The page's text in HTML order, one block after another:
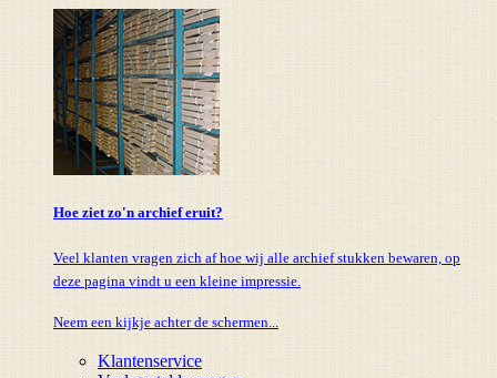
Hoe ziet zo'n archief eruit?
Veel klanten vragen zich af hoe wij alle archief stukken bewaren, op
deze pagina vindt u een kleine impressie.
Neem een kijkje achter de schermen...
Klantenservice